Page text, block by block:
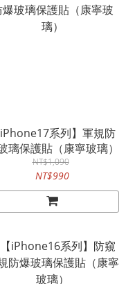
iPhone17系列】軍規防
璃保護貼（康寧玻璃）
NT$1,090
NT$990